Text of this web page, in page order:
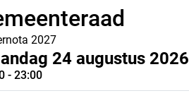
2027
24 augustus 2026
- 23:00